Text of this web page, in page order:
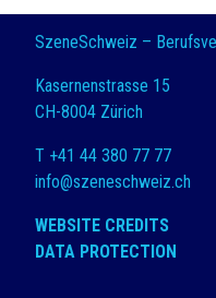
SzeneSchweiz –
Kasernenstrasse 15
CH-8004 Zürich
T +41 44 380 77 77
info@szeneschweiz.ch
WEBSITE CREDITS
DATA PROTECTION